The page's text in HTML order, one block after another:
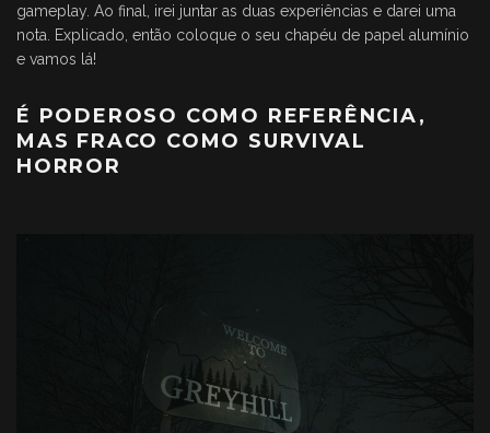
gameplay. Ao final, irei juntar as duas experiências e darei uma
nota. Explicado, então coloque o seu chapéu de papel alumínio
e vamos lá!
É PODEROSO COMO REFERÊNCIA,
MAS FRACO COMO SURVIVAL
HORROR